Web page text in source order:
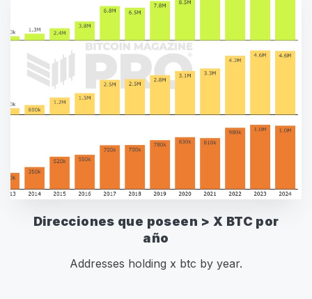
Direcciones que poseen > X BTC por
año
Addresses holding x btc by year.